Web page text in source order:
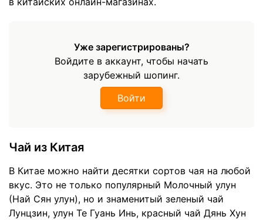
Уже зарегистрированы?
Войдите в аккаунт, чтобы начать
зарубежный шопинг.
Войти
Чай из Китая
В Китае можно найти десятки сортов чая на любой
вкус. Это не только популярный Молочный улун
(Най Сян улун), но и знаменитый зеленый чай
Лунцзин, улун Те Гуань Инь, красный чай Дянь Хун